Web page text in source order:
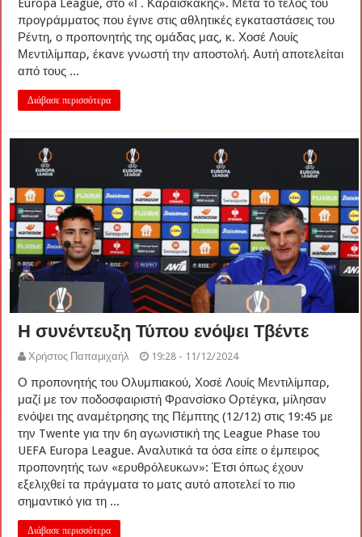
Europa League, στο «Γ. Καραϊσκάκης». Μετά το τέλος του
προγράμματος που έγινε στις αθλητικές εγκαταστάσεις του
Ρέντη, ο προπονητής της ομάδας μας, κ. Χοσέ Λουίς
Μεντιλίμπαρ, έκανε γνωστή την αποστολή. Αυτή αποτελείται
από τους ...
Διάβασε περισσότερα
Η συνέντευξη Τύπου ενόψει Τβέντε
Χρήστος Παπαμιχαήλ 19:28 - 11/12/2024
Ο προπονητής του Ολυμπιακού, Χοσέ Λουίς Μεντιλίμπαρ,
μαζί με τον ποδοσφαιριστή Φρανσίσκο Ορτέγκα, μίλησαν
ενόψει της αναμέτρησης της Πέμπτης (12/12) στις 19:45 με
την Twente για την 6η αγωνιστική της League Phase του
UEFA Europa League. Αναλυτικά τα όσα είπε ο έμπειρος
προπονητής των «ερυθρόλευκων»: Έτσι όπως έχουν
εξελιχθεί τα πράγματα το ματς αυτό αποτελεί το πιο
σημαντικό για τη ...
Διάβασε περισσότερα